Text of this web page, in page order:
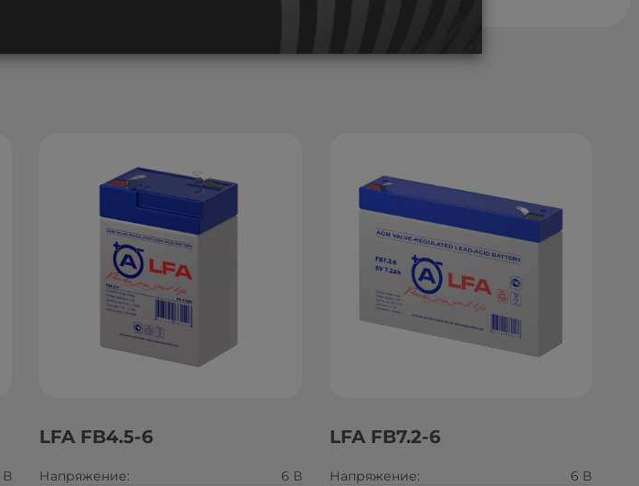
В
LFA FB4.5-6
Напряжение:
6 В
LFA FB7.2-6
Напряжение:
6 В